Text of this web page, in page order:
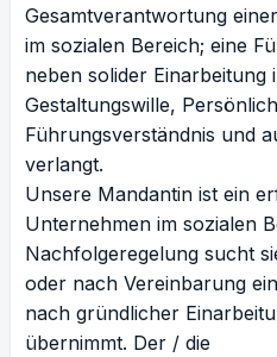
Gesamtverantwortung
im sozialen Bereich; eine
neben solider Einarbeitung
Gestaltungswille,
Führungsverständnis und
verlangt.
Unsere Mandantin ist ein
Unternehmen im sozialen
Nachfolgeregelung sucht
oder nach Vereinbarung
nach gründlicher
übernimmt. Der / die